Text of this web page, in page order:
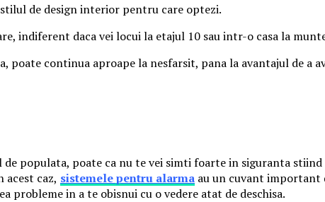
de design interior pentru care optezi.
indiferent daca vei locui la etajul 10 sau intr-o casa la
continua aproape la nesfarsit, pana la avantajul de a
populata, poate ca nu te vei simti foarte in siguranta
acest caz, sistemele pentru alarma au un cuvant important
probleme in a te obisnui cu o vedere atat de deschisa.